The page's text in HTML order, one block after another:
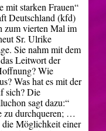
mit starken Frauen“
Deutschland (kfd)
zum vierten Mal im
Sr. Ulrike
Sie nahm mit dem
Leitwort der
Wie
Was hat es mit der
sich? Die
sagt dazu:“
zu durchqueren; …
die Möglichkeit einer